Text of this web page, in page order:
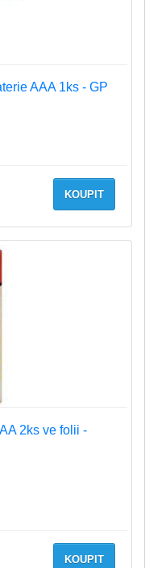
AAA 1ks - GP
KOUPIT
2ks ve folii -
KOUPIT